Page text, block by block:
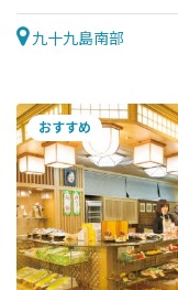
食事を楽しめます。
九十九島南部